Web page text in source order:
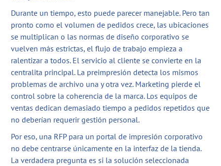
Durante un tiempo, esto puede parecer manejable. Pero tan
pronto como el volumen de pedidos crece, las ubicaciones
se multiplican o las normas de diseño corporativo se
vuelven más estrictas, el flujo de trabajo empieza a
ralentizar a todos. El servicio al cliente se convierte en la
centralita principal. La preimpresión detecta los mismos
problemas de archivo una y otra vez. Marketing pierde el
control sobre la coherencia de la marca. Los equipos de
ventas dedican demasiado tiempo a pedidos repetidos que
no deberían requerir gestión personal.
Por eso, una RFP para un portal de impresión corporativo
no debe centrarse únicamente en la interfaz de la tienda.
La verdadera pregunta es si la solución seleccionada